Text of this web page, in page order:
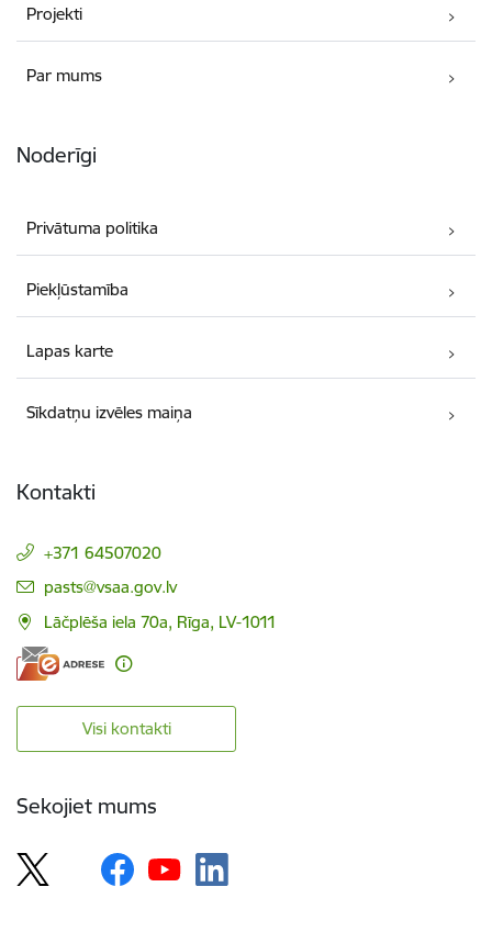
Projekti
Par mums
Noderīgi
Privātuma politika
Piekļūstamība
Lapas karte
Sīkdatņu izvēles maiņa
Kontakti
+371 64507020
E-pasts:
pasts@vsaa.gov.lv
Lāčplēša iela 70a, Rīga, LV-1011
Visi kontakti
Sekojiet mums